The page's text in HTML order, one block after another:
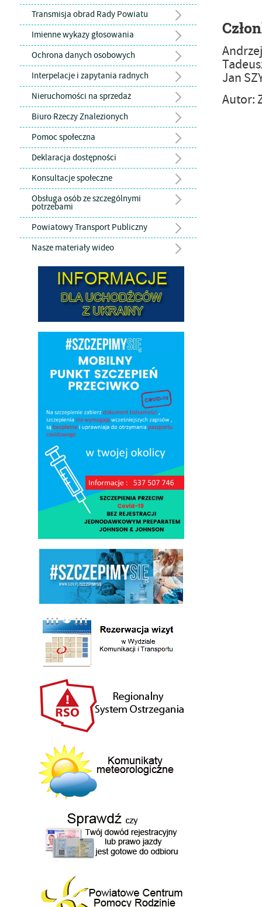
Transmisja obrad Rady Powiatu
Imienne wykazy głosowania
Ochrona danych osobowych
Interpelacje i zapytania radnych
Nieruchomości na sprzedaż
Biuro Rzeczy Znalezionych
Pomoc społeczna
Deklaracja dostępności
Konsultacje społeczne
Obsługa osób ze szczególnymi
potrzebami
Powiatowy Transport Publiczny
Nasze materiały wideo
Jan
Autor: